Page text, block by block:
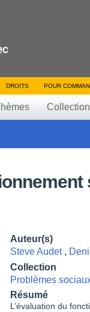
DROITS POUR
Auteur(s)
Steve Audet,
Collection
Problèmes
Résumé
L’évaluation du